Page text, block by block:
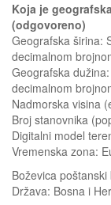
Koja je
(odgovoreno)
Geografska širina:
decimalnom
Geografska
decimalnom
Nadmorska visina
Broj stanovnika
Digitalni model
Vremenska zona:
Boževica poštanski
Država: Bosna i